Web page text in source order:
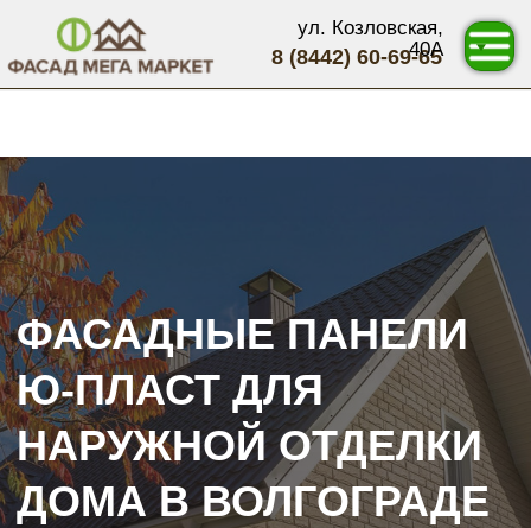
8 (8442) 60-69-65
ул. Козловская,
40А
ФАСАДНЫЕ ПАНЕЛИ
Ю-ПЛАСТ ДЛЯ
НАРУЖНОЙ ОТДЕЛКИ
ДОМА В ВОЛГОГРАДЕ
Прямые цены от производителя.
Бесплатная доставка по городу и расчет
Узнать стоимость →